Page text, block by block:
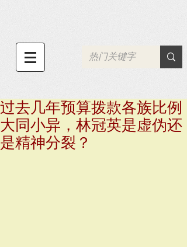
过去几年预算拨款各族比例
大同小异，林冠英是虚伪还
是精神分裂？